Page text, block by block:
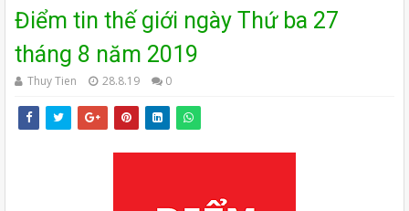
Điểm tin thế giới ngày Thứ ba 27
tháng 8 năm 2019
Thuy Tien 28.8.19 0